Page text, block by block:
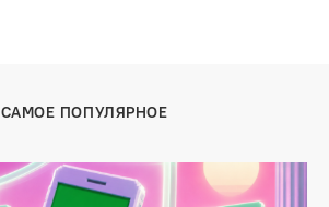
САМОЕ ПОПУЛЯРНОЕ